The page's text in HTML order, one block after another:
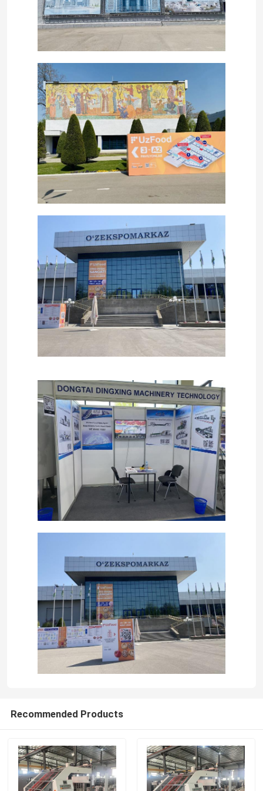
O nas
Wycieczka po fabryce
Kontrola jakości
Nowości
Poproś o wycenę
Maszyna do laminowania flet
Szybki laminator fletowy
Maszyna do laminowania tektury
Automatyczny laminator flet
Laminator 5-warstwowy
Automatyczna maszyna układająca
Maszyna do obracania stosów
Recommended Products